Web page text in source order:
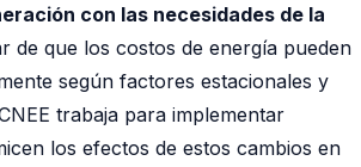
con las necesidades de la
de que los costos de energía pueden
según factores estacionales y
trabaja para implementar
los efectos de estos cambios en